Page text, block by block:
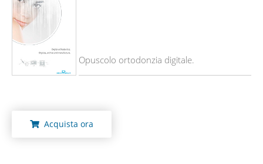
Opuscolo ortodonzia digitale.
Acquista ora